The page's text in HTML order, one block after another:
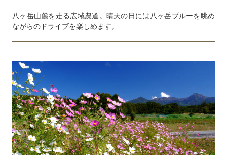
八ヶ岳山麓を走る広域農道。晴天の日には八ヶ岳ブルーを眺め
ながらのドライブを楽しめます。